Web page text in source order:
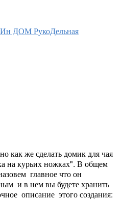
ДОМ РукоДельная
как же сделать домик для чая
на курьих ножках". В общем
главное что он
и в нем вы будете хранить
описание этого создания: